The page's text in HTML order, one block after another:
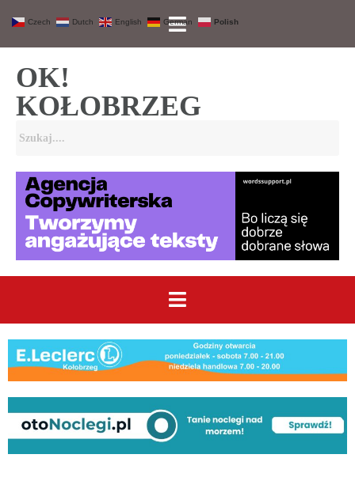
OK!
KOŁOBRZEG
Czech Dutch English German Polish